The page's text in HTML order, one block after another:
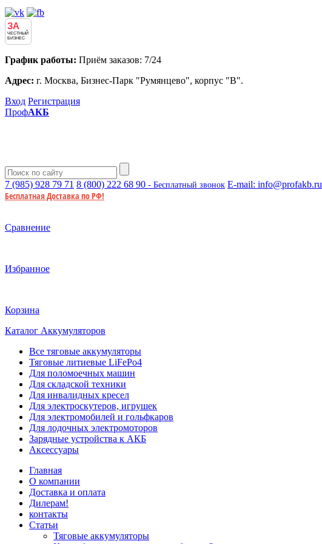
ЗА
ЧЕСТНЫЙ
БИЗНЕС
График работы: Приём заказов: 7/24
Адрес: г. Москва, Бизнес-Парк "Румянцево", корпус "В".
Вход Регистрация
ПрофАКБ
7 (985) 928 79 71 8 (800) 222 68 90 - Бесплатный звонок E-mail: info@profakb.ru
Бесплатная Доставка по РФ!
Сравнение
Избранное
Корзина
Каталог Аккумуляторов
Все тяговые аккумуляторы
Тяговые литиевые LiFePo4
Для поломоечных машин
Для складской техники
Для инвалидных кресел
Для электроскутеров, игрушек
Для электромобилей и гольфкаров
Для лодочных электромоторов
Зарядные устройства к АКБ
Аксессуары
Главная
О компании
Доставка и оплата
Дилерам!
контакты
Статьи
Тяговые аккумуляторы